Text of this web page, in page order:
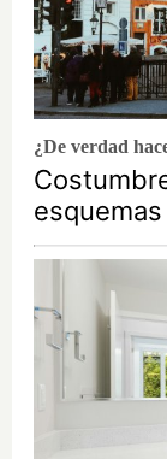
¿De verdad
esquemas